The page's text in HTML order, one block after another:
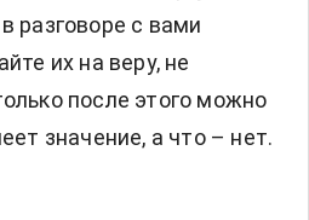
разговоре с вами
их на веру, не
после этого можно
значение, а что – нет.